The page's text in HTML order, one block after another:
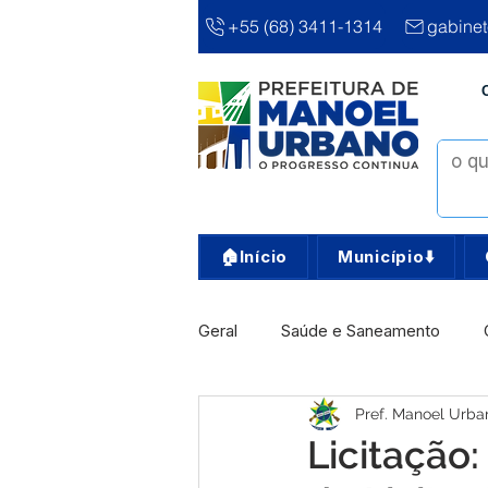
+55 (68) 3411-1314
🏠Início Município⬇️
Geral Saúde e Saneamento
Infra, Obra e Transporte
Pref. Manoel